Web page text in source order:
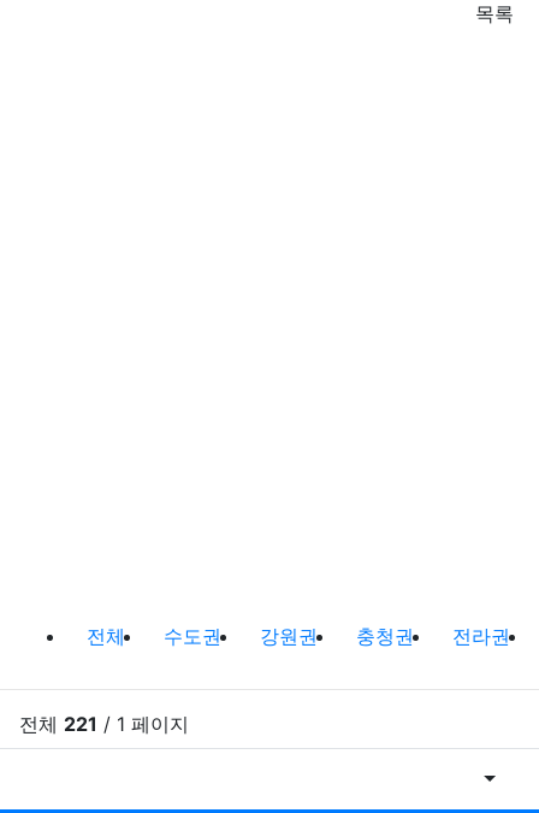
목록
캠핑정보 및 캠핑장비 소개 분류 목
전체 수도권 강원권 충청권 전라권
전체 221 / 1 페이지
게시